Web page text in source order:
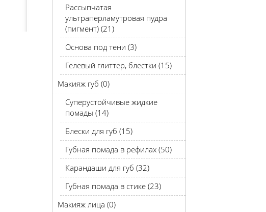
Рассыпчатая
ультраперламутровая пудра
(пигмент) (21)
Основа под тени (3)
Гелевый глиттер, блестки (15)
Макияж губ (0)
Суперустойчивые жидкие
помады (14)
Блески для губ (15)
Губная помада в рефилах (50)
Карандаши для губ (32)
Губная помада в стике (23)
Макияж лица (0)